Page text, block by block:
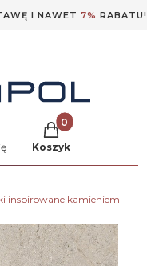
I NAWET 7% RABATU!
Produkty w
Koszyk
inspirowane kamieniem